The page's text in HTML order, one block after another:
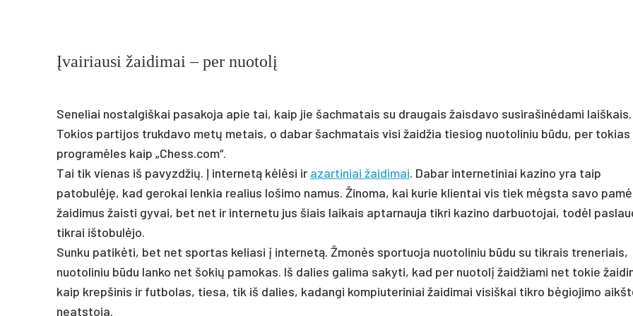
Įvairiausi žaidimai – per nuotolį
Seneliai nostalgiškai pasakoja apie tai, kaip jie šachmatais su draugais žaisdavo susirašinėdami laiškais.
Tokios partijos trukdavo metų metais, o dabar šachmatais visi žaidžia tiesiog nuotoliniu būdu, per tokias
programėles kaip „Chess.com“.
Tai tik vienas iš pavyzdžių. Į internetą kėlėsi ir azartiniai žaidimai. Dabar internetiniai kazino yra taip
patobulėję, kad gerokai lenkia realius lošimo namus. Žinoma, kai kurie klientai vis tiek mėgsta savo
žaidimus žaisti gyvai, bet net ir internetu jus šiais laikais aptarnauja tikri kazino darbuotojai, todėl
tikrai ištobulėjo.
Sunku patikėti, bet net sportas keliasi į internetą. Žmonės sportuoja nuotoliniu būdu su tikrais treneriais,
nuotoliniu būdu lanko net šokių pamokas. Iš dalies galima sakyti, kad per nuotolį žaidžiami net tokie
kaip krepšinis ir futbolas, tiesa, tik iš dalies, kadangi kompiuteriniai žaidimai visiškai tikro bėgiojimo
neatstoja.